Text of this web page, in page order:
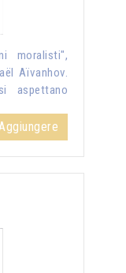
moralisti",
Aïvanhov.
aspettano